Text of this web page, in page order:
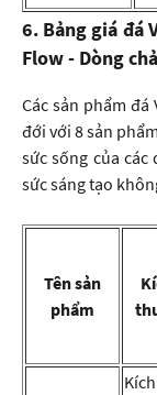
6. Bảng giá đá
Flow - Dòng
Các sản phẩm đá
đới với 8 sản
sức sống của
sức sáng tạo
Tên sản
phẩm
Kích